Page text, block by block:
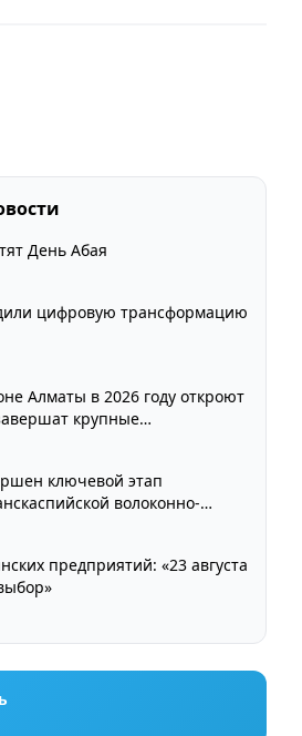
День Абая
цифровую трансформацию
Алматы в 2026 году откроют
крупные
проекты
ключевой этап
волоконно-
предприятий: «23 августа